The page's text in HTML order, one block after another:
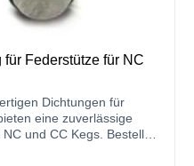
für Federstütze für NC
Dichtungen für
eine zuverlässige
und CC Kegs. Bestelle
Zapfanlage optimal